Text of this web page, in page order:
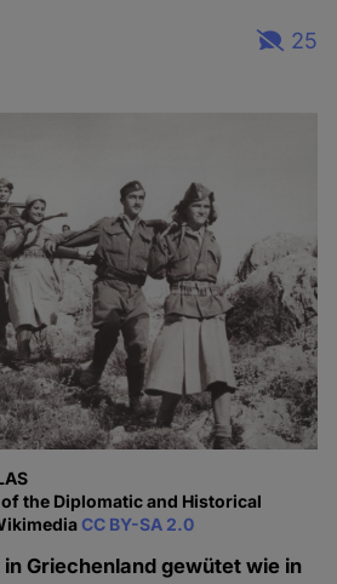
25
the Diplomatic and Historical
CC BY-SA 2.0
Griechenland gewütet wie in